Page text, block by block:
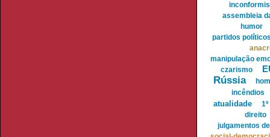
assembleia
humor
partidos
manipulação
czarismo
Rússia
incêndios
atualidade
direito
julgamentos